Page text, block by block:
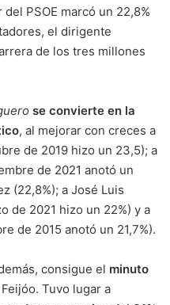
PSOE marcó un 22,8%
el dirigente
de los tres millones
se convierte en la
, al mejorar con creces a
de 2019 hizo un 23,5); a
de 2021 anotó un
(22,8%); a José Luis
de 2021 hizo un 22%) y a
de 2015 anotó un 21,7%).
consigue el minuto
Tuvo lugar a